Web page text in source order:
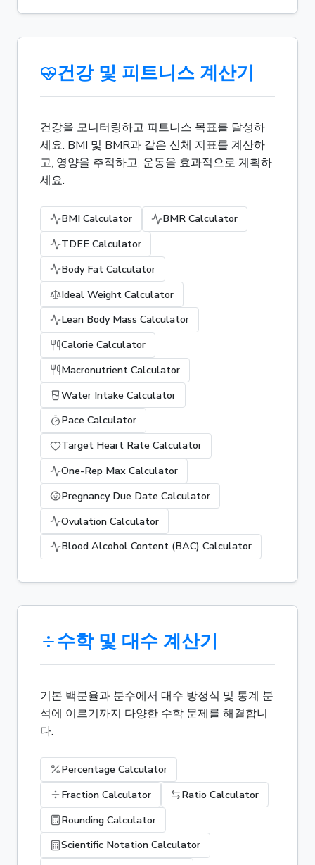
건강 및 피트니스 계산기
건강을 모니터링하고 피트니스 목표를 달성하
세요. BMI 및 BMR과 같은 신체 지표를 계산하
고, 영양을 추적하고, 운동을 효과적으로 계획하
세요.
BMI Calculator
BMR Calculator
TDEE Calculator
Body Fat Calculator
Ideal Weight Calculator
Lean Body Mass Calculator
Calorie Calculator
Macronutrient Calculator
Water Intake Calculator
Pace Calculator
Target Heart Rate Calculator
One-Rep Max Calculator
Pregnancy Due Date Calculator
Ovulation Calculator
Blood Alcohol Content (BAC) Calculator
수학 및 대수 계산기
기본 백분율과 분수에서 대수 방정식 및 통계 분
석에 이르기까지 다양한 수학 문제를 해결합니
다.
Percentage Calculator
Fraction Calculator
Ratio Calculator
Rounding Calculator
Scientific Notation Calculator